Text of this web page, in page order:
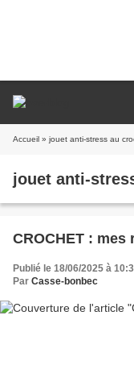
Accueil » jouet anti-stress au
jouet anti-
CROCHET : mes
Publié le 18/06/2025 à
Par Casse-bonbec